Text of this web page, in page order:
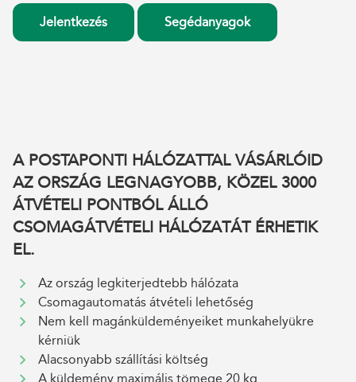
Jelentkezés Segédanyagok
A POSTAPONTI HÁLÓZATTAL VÁSÁRLÓID
AZ ORSZÁG LEGNAGYOBB, KÖZEL 3000
ÁTVÉTELI PONTBÓL ÁLLÓ
CSOMAGÁTVÉTELI HÁLÓZATÁT ÉRHETIK
EL.
Az ország legkiterjedtebb hálózata
Csomagautomatás átvételi lehetőség
Nem kell magánküldeményeiket munkahelyükre
kérniük
Alacsonyabb szállítási költség
A küldemény maximális tömege 20 kg